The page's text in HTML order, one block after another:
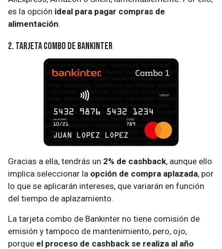
es la opción ideal para pagar compras de
alimentación.
2. Tarjeta combo de Bankinter
Gracias a ella, tendrás un 2% de cashback, aunque ello
implica seleccionar la opción de compra aplazada, por
lo que se aplicarán intereses, que variarán en función
del tiempo de aplazamiento.
La tarjeta combo de Bankinter no tiene comisión de
emisión y tampoco de mantenimiento, pero, ojo,
porque el proceso de cashback se realiza al año